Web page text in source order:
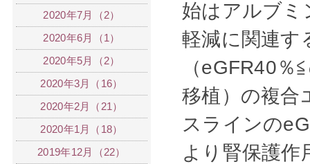
始はアルブミ
軽減に関連す
（eGFR40
移植）の複合
スラインの
より腎保護作
2020年7月（2）
2020年6月（1）
2020年5月（2）
2020年3月（16）
2020年2月（21）
2020年1月（18）
2019年12月（22）